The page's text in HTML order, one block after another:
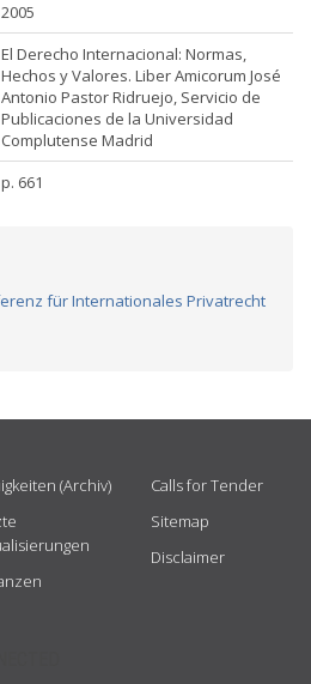
2005
El Derecho Internacional: Normas,
Hechos y Valores. Liber Amicorum José
Antonio Pastor Ridruejo, Servicio de
Publicaciones de la Universidad
Complutense Madrid
p. 661
für Internationales Privatrecht
(Archiv)
Calls for Tender
Sitemap
Disclaimer